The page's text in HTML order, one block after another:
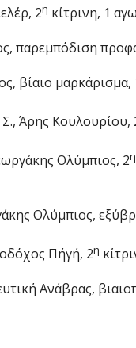
2η κίτρινη, 1
παρεμπόδιση
βίαιο
Άρης Κουλουρίου,
Ολύμπιος, 2η
Ολύμπιος,
Πήγή, 2η
Ανάβρας,